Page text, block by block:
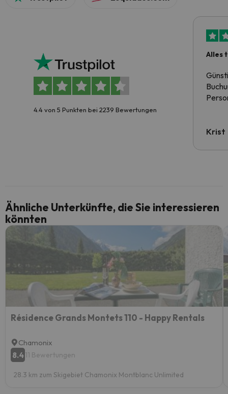
4.4 von 5 Punkten bei 2239 Bewertungen
Alles
Krist
Ähnliche Unterkünfte, die Sie interessieren
könnten
Résidence Grands Montets 110 - Happy Rentals
Chamonix
8.411 Bewertungen
28.3 km zum Skigebiet Chamonix Montblanc Unlimited